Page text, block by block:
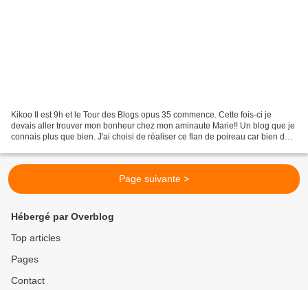
Kikoo Il est 9h et le Tour des Blogs opus 35 commence. Cette fois-ci je
devais aller trouver mon bonheur chez mon aminaute Marie!! Un blog que je
connais plus que bien. J'ai choisi de réaliser ce flan de poireau car bien de
Page suivante >
Hébergé par Overblog
Top articles
Pages
Contact